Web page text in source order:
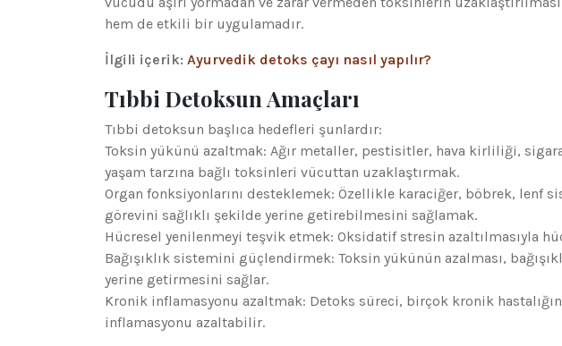
hem de etkili bir uygulamadır.
İlgili içerik: Ayurvedik detoks çayı nasıl yapılır?
Tıbbi Detoksun Amaçları
Tıbbi detoksun başlıca hedefleri şunlardır:
Toksin yükünü azaltmak: Ağır metaller, pestisitler, hava kirliliği,
yaşam tarzına bağlı toksinleri vücuttan uzaklaştırmak.
Organ fonksiyonlarını desteklemek: Özellikle karaciğer, böbrek, lenf
görevini sağlıklı şekilde yerine getirebilmesini sağlamak.
Hücresel yenilenmeyi teşvik etmek: Oksidatif stresin azaltılmasıyla
Bağışıklık sistemini güçlendirmek: Toksin yükünün azalması,
yerine getirmesini sağlar.
Kronik inflamasyonu azaltmak: Detoks süreci, birçok kronik
inflamasyonu azaltabilir.